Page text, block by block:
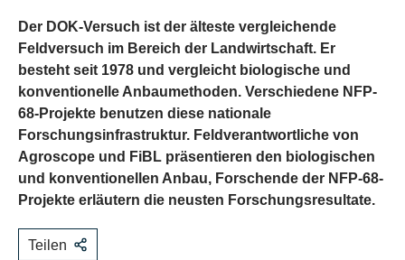
Der DOK-Versuch ist der älteste vergleichende
Feldversuch im Bereich der Landwirtschaft. Er
besteht seit 1978 und vergleicht biologische und
konventionelle Anbaumethoden. Verschiedene NFP-
68-Projekte benutzen diese nationale
Forschungsinfrastruktur. Feldverantwortliche von
Agroscope und FiBL präsentieren den biologischen
und konventionellen Anbau, Forschende der NFP-68-
Projekte erläutern die neusten Forschungsresultate.
Teilen